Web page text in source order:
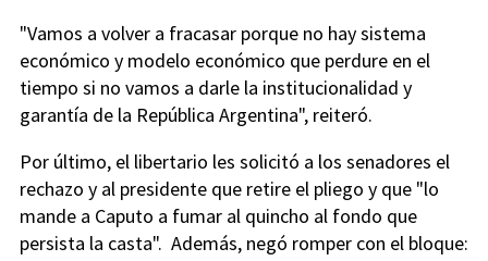
"Vamos a volver a fracasar porque no hay sistema
económico y modelo económico que perdure en el
tiempo si no vamos a darle la institucionalidad y
garantía de la República Argentina", reiteró.
Por último, el libertario les solicitó a los senadores el
rechazo y al presidente que retire el pliego y que "lo
mande a Caputo a fumar al quincho al fondo que
persista la casta". Además, negó romper con el bloque: